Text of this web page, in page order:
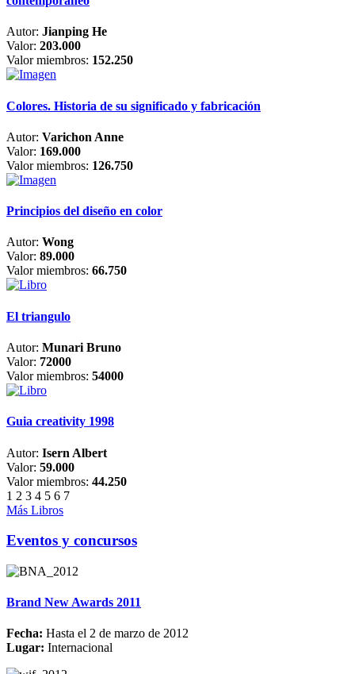
Autor: Jianping He
Valor: 203.000
Valor miembros: 152.250
Colores. Historia de su significado y fabricación
Autor: Varichon Anne
Valor: 169.000
Valor miembros: 126.750
Principios del diseño en color
Autor: Wong
Valor: 89.000
Valor miembros: 66.750
El triangulo
Autor: Munari Bruno
Valor: 72000
Valor miembros: 54000
Guia creativity 1998
Autor: Isern Albert
Valor: 59.000
Valor miembros: 44.250
1 2 3 4 5 6 7
Más Libros
Eventos y concursos
Brand New Awards 2011
Fecha: Hasta el 2 de marzo de 2012
Lugar: Internacional